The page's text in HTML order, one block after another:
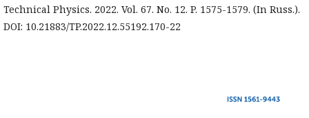
Technical Physics. 2022. Vol. 67. No. 12. P. 1575-1579. (In Russ.).
DOI: 10.21883/TP.2022.12.55192.170-22